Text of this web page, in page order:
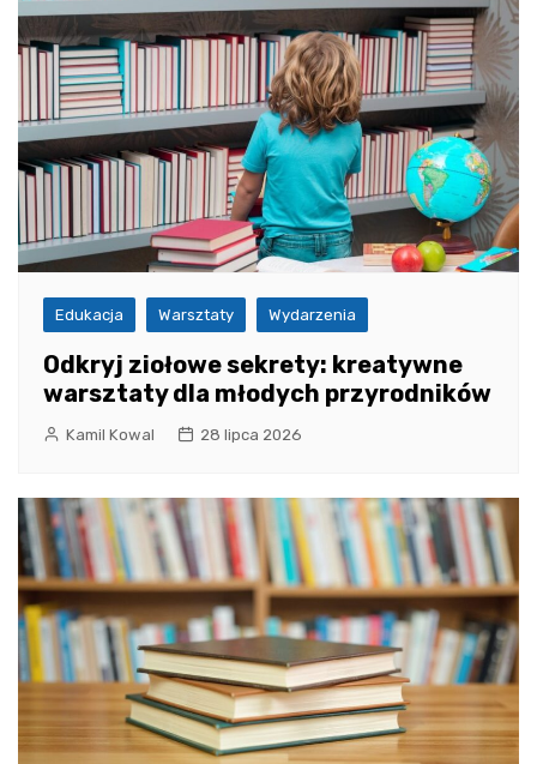
Edukacja Warsztaty Wydarzenia
Odkryj ziołowe sekrety: kreatywne
warsztaty dla młodych przyrodników
Kamil Kowal 28 lipca 2026